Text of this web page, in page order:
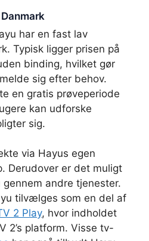
har en fast lav
Typisk ligger prisen på
binding, hvilket gør
sig efter behov.
en gratis prøveperiode
kan udforske
sig.
via Hayus egen
Derudover er det muligt
andre tjenester.
tilvælges som en del af
2 Play, hvor indholdet
2’s platform. Visse tv-